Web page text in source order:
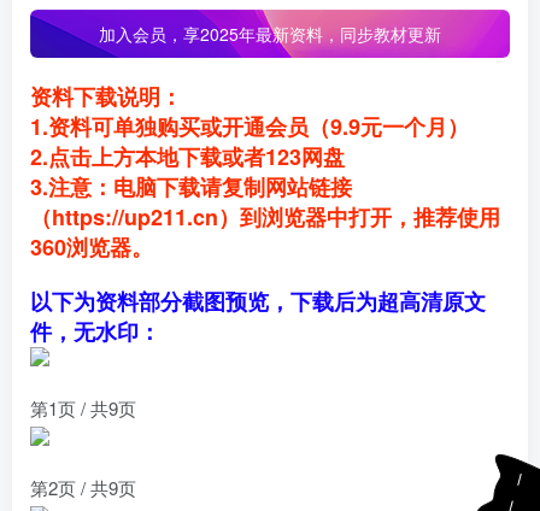
加入会员， 享2025年最新资料，同步教材更新
资料下载说明：
1.资料可单独购买或开通会员（9.9元一个月）
2.点击上方本地下载或者123网盘
3.注意：电脑下载请复制网站链接
（https://up211.cn）到浏览器中打开，推荐使用
360浏览器。
以下为资料部分截图预览，下载后为超高清原文
件，无水印：
第1页 / 共9页
第2页 / 共9页